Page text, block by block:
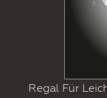
Regal Für